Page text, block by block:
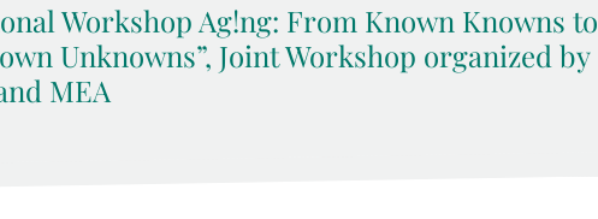
Workshop Ag!ng: From Known Knowns to
Unknowns”, Joint Workshop organized by
MEA